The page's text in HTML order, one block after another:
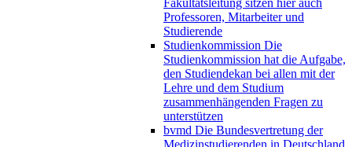
Fakultätsleitung sitzen hier auch
Professoren, Mitarbeiter und
Studierende
Studienkommission Die
Studienkommission hat die Aufgabe,
den Studiendekan bei allen mit der
Lehre und dem Studium
zusammenhängenden Fragen zu
unterstützen
bvmd Die Bundesvertretung der